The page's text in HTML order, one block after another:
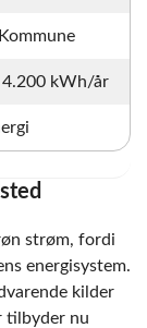
kWh/år
strøm, fordi
energisystem.
kilder
tilbyder nu